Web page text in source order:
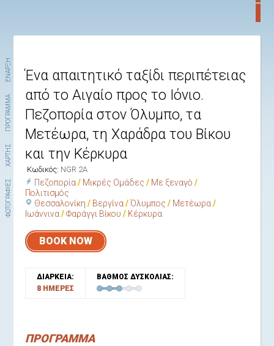
Ένα απαιτητικό ταξίδι περιπέτειας
από το Αιγαίο προς το Ιόνιο.
Πεζοπορία στον Όλυμπο, τα
Μετέωρα, τη Χαράδρα του Βίκου
και την Κέρκυρα
Κωδικός: NGR 2A
Πεζοπορία Μικρές Ομάδες
Με ξεναγό
Πολιτισμός
Θεσσαλονίκη
Βεργίνα Όλυμπος
Μετέωρα
Ιωάννινα
Φαράγγι Βίκου Κέρκυρα
BOOK NOW
ΔΙΑΡΚΕΙΑ:
8 ΗΜΕΡΕΣ
ΒΑΘΜΟΣ ΔΥΣΚΟΛΙΑΣ:
ΠΡΟΓΡΑΜΜΑ
ΦΩΤΟΓΡΑΦΙΕΣ
ΧΑΡΤΗΣ
ΠΡΟΓΡΑΜΜΑ
ΕΝΑΡΞΗ